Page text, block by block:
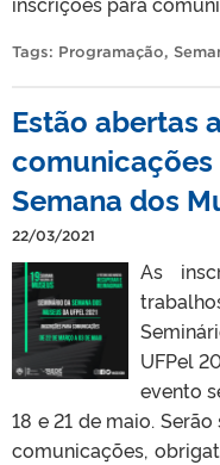
Tags: Programação,
Estão abertas
comunicações
Semana dos
22/03/2021
As
UFPel
evento
18 e 21 de maio.
comunicações,